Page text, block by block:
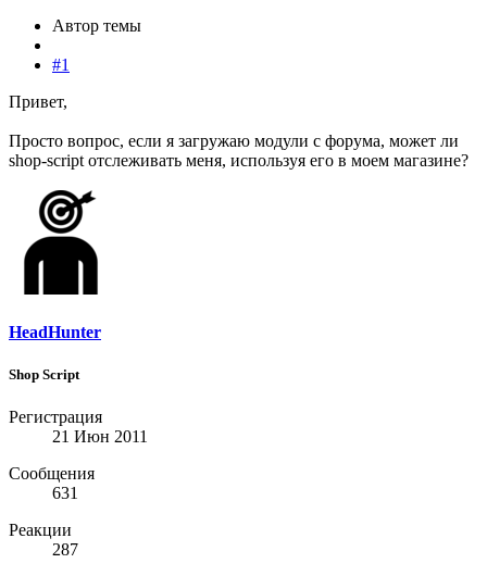
Автор темы
#1
Привет,
Просто вопрос, если я загружаю модули с форума, может ли
shop-script отслеживать меня, используя его в моем магазине?
HeadHunter
Shop Script
Регистрация
21 Июн 2011
Сообщения
631
Реакции
287